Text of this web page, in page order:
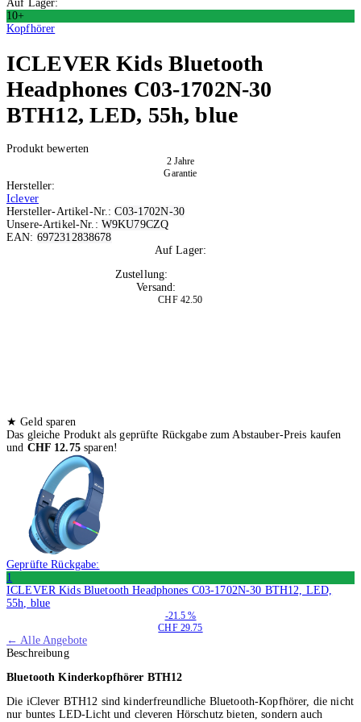
Auf Lager:
10+
Kopfhörer
ICLEVERKids Bluetooth
Headphones C03-1702N-30
BTH12, LED, 55h, blue
Produkt bewerten
2 Jahre
Garantie
Hersteller:
Iclever
Hersteller-Artikel-Nr.:C03-1702N-30
Unsere-Artikel-Nr.: W9KU79CZQ
EAN: 6972312838678
Auf Lager:
Zustellung:
Versand:
CHF 42.50
★ Geld sparen
Das gleiche Produkt als geprüfte Rückgabe zum Abstauber-Preis kaufen
und CHF 12.75sparen!
Geprüfte Rückgabe:
1
ICLEVER Kids Bluetooth Headphones C03-1702N-30 BTH12, LED,
55h, blue
-21.5 %
CHF 29.75
← Alle Angebote
Beschreibung
Bluetooth Kinderkopfhörer BTH12
Die iClever BTH12 sind kinderfreundliche Bluetooth-Kopfhörer, die nicht
nur buntes LED-Licht und cleveren Hörschutz bieten, sondern auch